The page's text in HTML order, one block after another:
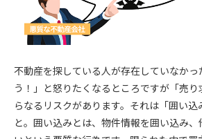
不動産を探している人が存在していなか
う！」と怒りたくなるところですが「売
らなるリスクがあります。それは「囲い込
と。囲い込みとは、物件情報を囲い込み